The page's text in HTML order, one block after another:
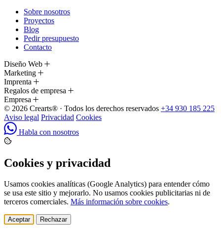
Sobre nosotros
Proyectos
Blog
Pedir presupuesto
Contacto
Diseño Web
Marketing
Imprenta
Regalos de empresa
Empresa
© 2026 Crearts® · Todos los derechos reservados +34 930 185 225
Aviso legal Privacidad Cookies
Habla con nosotros
Cookies y privacidad
Usamos cookies analíticas (Google Analytics) para entender cómo
se usa este sitio y mejorarlo. No usamos cookies publicitarias ni de
terceros comerciales. Más información sobre cookies.
Aceptar Rechazar